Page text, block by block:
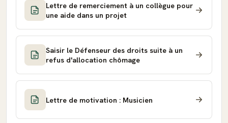
Lettre de remerciement à un collègue pour
une aide dans un projet
Saisir le Défenseur des droits suite à un
refus d'allocation chômage
Lettre de motivation : Musicien